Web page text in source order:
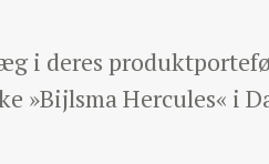
i deres
»Bijlsma Hercules« i